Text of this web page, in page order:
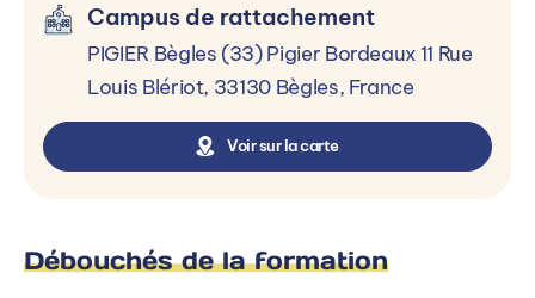
Campus de rattachement
PIGIER Bègles (33) Pigier Bordeaux 11 Rue
Louis Blériot, 33130 Bègles, France
Voir sur la carte
Débouchés de la formation
Processus d’admission
Sélectionner un niveau d’entrée
Terminale-Bac
Terminale-Bac